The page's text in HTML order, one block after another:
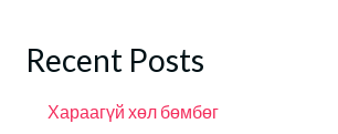
Recent Posts
Хараагүй хөл бөмбөг